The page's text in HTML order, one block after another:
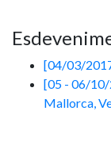
[04/03/
[05 - 06/10/
Mallorca,